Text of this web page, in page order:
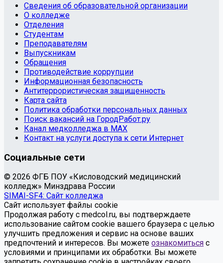
Сведения об образовательной организации
О колледже
Отделения
Студентам
Преподавателям
Выпускникам
Обращения
Противодействие коррупции
Информационная безопасность
Антитеррористическая защищенность
Карта сайта
Политика обработки персональных данных
Поиск вакансий на ГородРабот.ру
Канал медколледжа в MAX
Контакт на услуги доступа к сети Интернет
Социальные сети
© 2026 ФГБ ПОУ «Кисловодский медицинский
колледж» Минздрава России
SIMAI-SF4: Сайт колледжа
Сайт использует файлы cookie
Продолжая работу с medcol.ru, вы подтверждаете
использование сайтом cookie вашего браузера с целью
улучшить предложения и сервис на основе ваших
предпочтений и интересов. Вы можете ознакомиться с
условиями и принципами их обработки. Вы можете